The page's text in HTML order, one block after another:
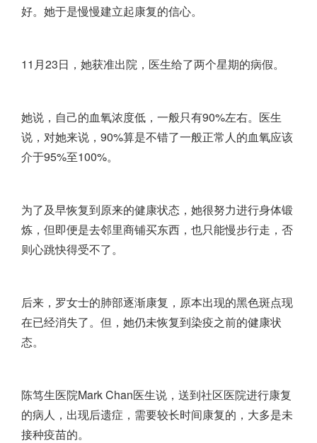
好。她于是慢慢建立起康复的信心。
11月23日，她获准出院，医生给了两个星期的病假。
她说，自己的血氧浓度低，一般只有90%左右。医生
说，对她来说，90%算是不错了一般正常人的血氧应该
介于95%至100%。
为了及早恢复到原来的健康状态，她很努力进行身体锻
炼，但即便是去邻里商铺买东西，也只能慢步行走，否
则心跳快得受不了。
后来，罗女士的肺部逐渐康复，原本出现的黑色斑点现
在已经消失了。但，她仍未恢复到染疫之前的健康状
态。
陈笃生医院Mark Chan医生说，送到社区医院进行康复
的病人，出现后遗症，需要较长时间康复的，大多是未
接种疫苗的。